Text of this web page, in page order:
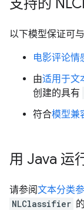
支持的
以下模型保证可与
电影评论情
由适用于文
创建的具有
符合模型兼
用 Java 运
请参阅文本分类
NLClassifier